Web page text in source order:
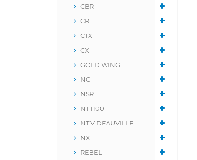
CBR
CRF
CTX
CX
GOLD WING
NC
NSR
NT 1100
NT V DEAUVILLE
NX
REBEL